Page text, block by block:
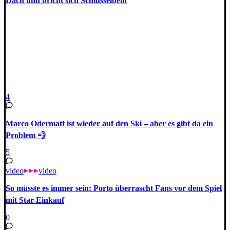
4
Marco Odermatt ist wieder auf den Ski – aber es gibt da ein
Problem 💨
5
video video
So müsste es immer sein: Porto überrascht Fans vor dem Spiel
mit Star-Einkauf
0